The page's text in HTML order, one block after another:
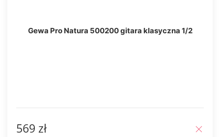
Gewa Pro Natura 500200 gitara klasyczna 1/2
569 zł